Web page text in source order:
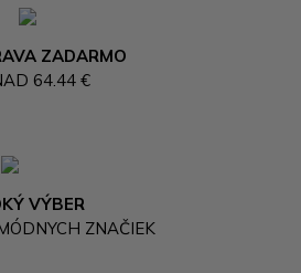
ZADARMO
64.44 €
VÝBER
ZNAČIEK